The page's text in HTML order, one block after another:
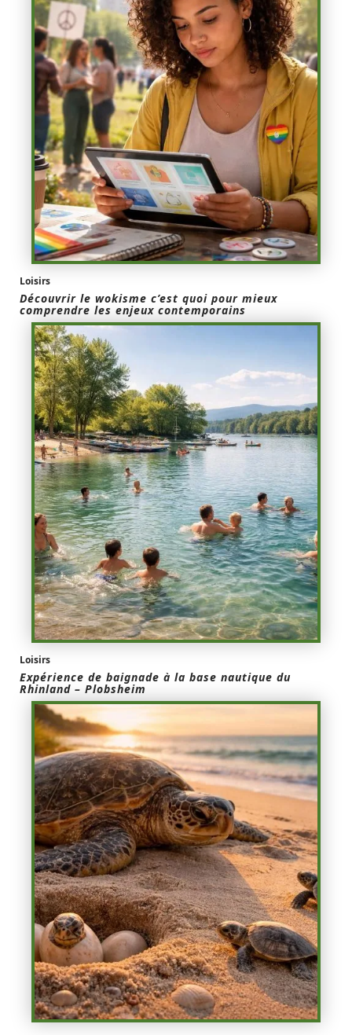
Loisirs
Découvrir le wokisme c’est quoi pour mieux
comprendre les enjeux contemporains
Loisirs
Expérience de baignade à la base nautique du
Rhinland – Plobsheim